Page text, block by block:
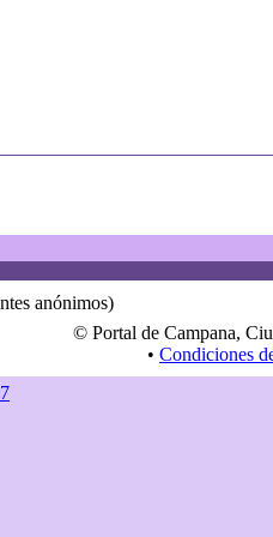
anónimos)
© Portal de Campana,
• Condiciones